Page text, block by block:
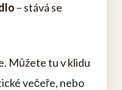
– stává se
Můžete tu v klidu
večeře, nebo